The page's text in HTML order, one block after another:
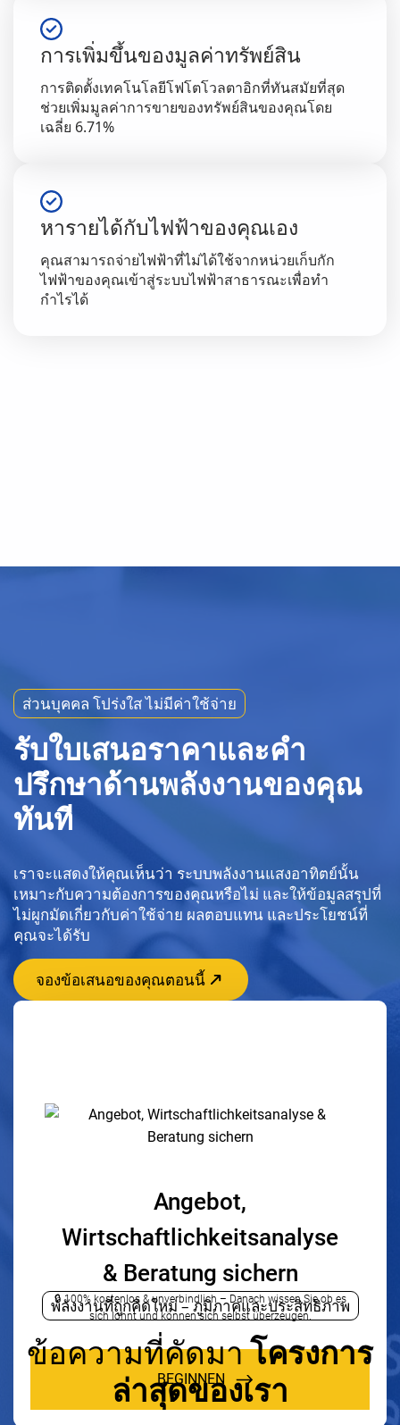
การเพิ่มขึ้นของมูลค่าทรัพย์สิน
การติดตั้งเทคโนโลยีโฟโตโวลตาอิกที่ทันสมัยที่สุด
ช่วยเพิ่มมูลค่าการขายของทรัพย์สินของคุณโดย
เฉลี่ย 6.71%
หารายได้กับไฟฟ้าของคุณเอง
คุณสามารถจ่ายไฟฟ้าที่ไม่ได้ใช้จากหน่วยเก็บกัก
ไฟฟ้าของคุณเข้าสู่ระบบไฟฟ้าสาธารณะเพื่อทำ
กำไรได้
ส่วนบุคคล โปร่งใส ไม่มีค่าใช้จ่าย
รับใบเสนอราคาและคำ
ปรึกษาด้านพลังงานของคุณ
ทันที
เราจะแสดงให้คุณเห็นว่า ระบบพลังงานแสงอาทิตย์นั้น
เหมาะกับความต้องการของคุณหรือไม่ และให้ข้อมูลสรุปที่
ไม่ผูกมัดเกี่ยวกับค่าใช้จ่าย ผลตอบแทน และประโยชน์ที่
คุณจะได้รับ
จองข้อเสนอของคุณตอนนี้
พลังงานที่ถูกคิดใหม่ – ภูมิภาคและประสิทธิภาพ
ข้อความที่คัดมาโครงการ
ล่าสุดของเรา